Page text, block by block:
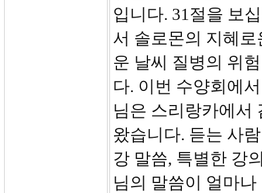
입니다. 31절을 보
서 솔로몬의 지혜
운 날씨 질병의 위
다. 이번 수양회에
님은 스리랑카에서
왔습니다. 듣는 사
강 말씀, 특별한 강
님의 말씀이 얼마